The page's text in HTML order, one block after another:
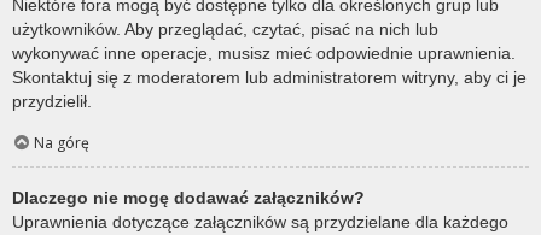
Niektóre fora mogą być dostępne tylko dla określonych grup lub
użytkowników. Aby przeglądać, czytać, pisać na nich lub
wykonywać inne operacje, musisz mieć odpowiednie uprawnienia.
Skontaktuj się z moderatorem lub administratorem witryny, aby ci je
przydzielił.
Na górę
Dlaczego nie mogę dodawać załączników?
Uprawnienia dotyczące załączników są przydzielane dla każdego